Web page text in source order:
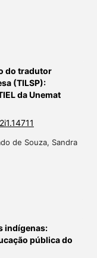
do tradutor
(TILSP):
da Unemat
de Souza, Sandra
indígenas:
pública do